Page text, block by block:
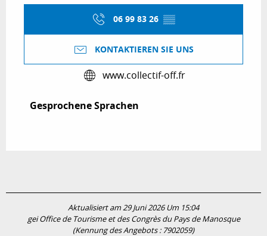
06 99 83 26 ▒▒
KONTAKTIEREN SIE UNS
www.collectif-off.fr
Gesprochene Sprachen
Gesprochene Sprachen
Aktualisiert am 29 Juni 2026 Um 15:04
gei Office de Tourisme et des Congrès du Pays de Manosque
(Kennung des Angebots : 7902059)